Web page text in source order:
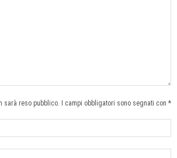
sarà reso pubblico. I campi obbligatori sono segnati con *